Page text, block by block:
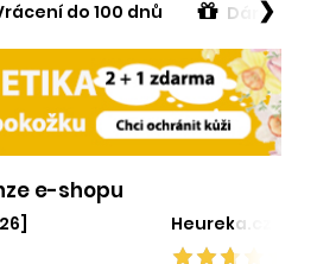
do 100 dnů Dárek v
❯
e-shopu
Heureka.cz [1.